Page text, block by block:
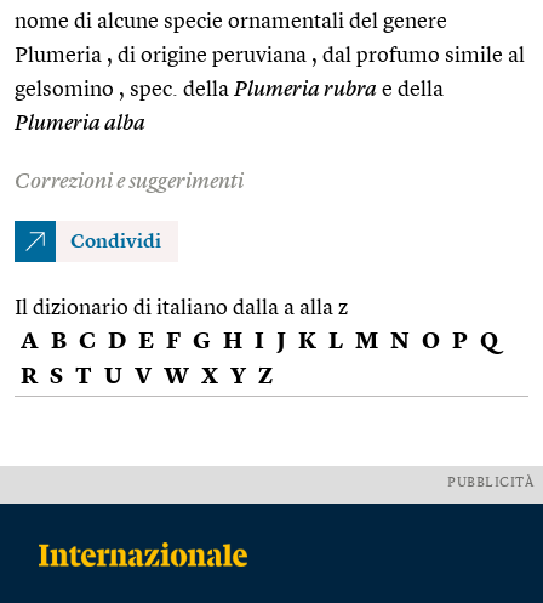
nome di alcune specie ornamentali del genere
Plumeria , di origine peruviana , dal profumo simile al
gelsomino , spec. della Plumeria rubra e della
Plumeria alba
Correzioni e suggerimenti
Condividi
Il dizionario di italiano dalla a alla z
A B C D E F G H I J K L M N O P Q
R S T U V W X Y Z
PUBBLICITÀ